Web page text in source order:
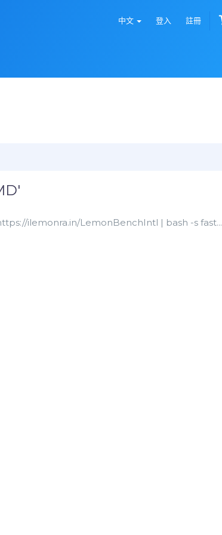
中文 登入 註冊
ilemonra.in/LemonBenchIntl | bash -s fast...